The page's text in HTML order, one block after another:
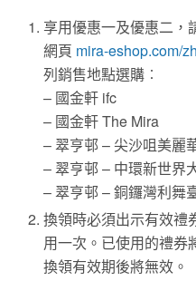
享用優惠一及優惠二，
網⾴ mira-eshop.com/
列銷售地點選購︰
– 國金軒 ifc
– 國金軒 The Mira
– 翠亨邨 – 尖沙咀美麗
– 翠亨邨 – 中環新世界
– 翠亨邨 – 銅鑼灣利舞
換領時必須出⽰有效禮
⽤⼀次。已使用的禮券
換領有效期後將無效。